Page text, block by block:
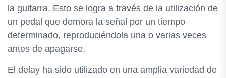
la guitarra. Esto se logra a través de la utilización de
un pedal que demora la señal por un tiempo
determinado, reproduciéndola una o varias veces
antes de apagarse.
El delay ha sido utilizado en una amplia variedad de